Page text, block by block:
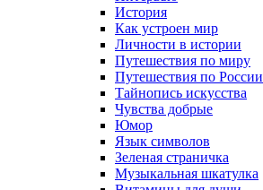
История
Как устроен мир
Личности в истории
Путешествия по миру
Путешествия по России
Тайнопись искусства
Чувства добрые
Юмор
Язык символов
Зеленая страничка
Музыкальная шкатулка